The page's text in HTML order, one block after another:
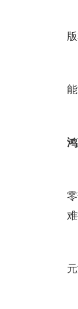
版
难